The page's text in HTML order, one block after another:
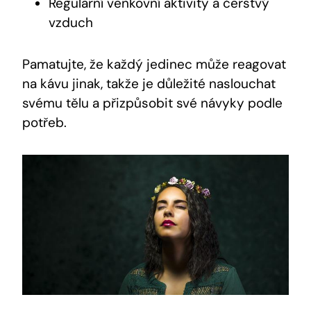
vzduch
Pamatujte, že každý jedinec může reagovat
na kávu jinak, takže je důležité naslouchat
svému tělu a přizpůsobit své návyky podle
potřeb.